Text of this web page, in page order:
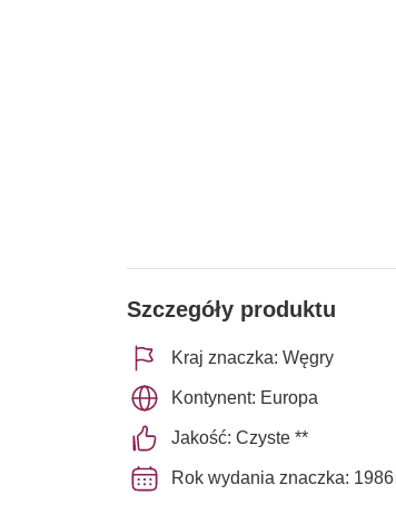
Szczegóły produktu
Kraj znaczka: Węgry
Kontynent: Europa
Jakość: Czyste **
Rok wydania znaczka: 1986